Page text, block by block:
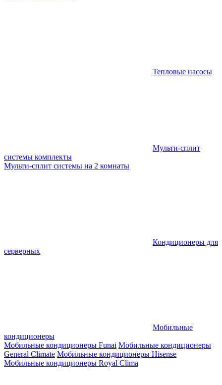
Тепловые насосы
Мульти-сплит
системы комплекты
Мульти-сплит системы на 2 комнаты
Кондиционеры для
серверных
Мобильные
кондиционеры
Мобильные кондиционеры Funai Мобильные кондиционеры
General Climate Мобильные кондиционеры Hisense
Мобильные кондиционеры Royal Clima